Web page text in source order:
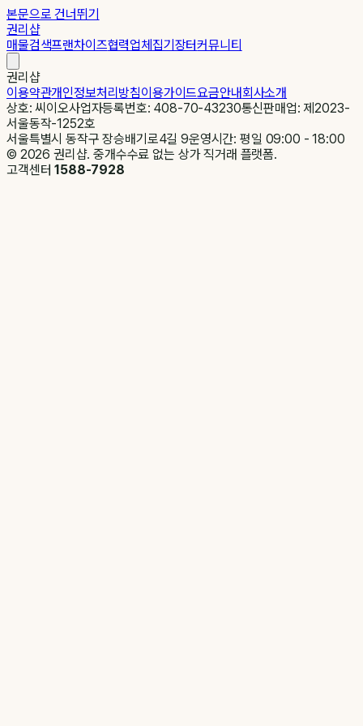
본문으로 건너뛰기
권리샵
매물검색프랜차이즈협력업체집기장터커뮤니티
권리샵
이용약관개인정보처리방침이용가이드요금안내회사소개
상호: 씨이오사업자등록번호: 408-70-43230통신판매업: 제2023-
서울동작-1252호
서울특별시 동작구 장승배기로4길 9운영시간: 평일 09:00 - 18:00
© 2026 권리샵. 중개수수료 없는 상가 직거래 플랫폼.
고객센터1588-7928